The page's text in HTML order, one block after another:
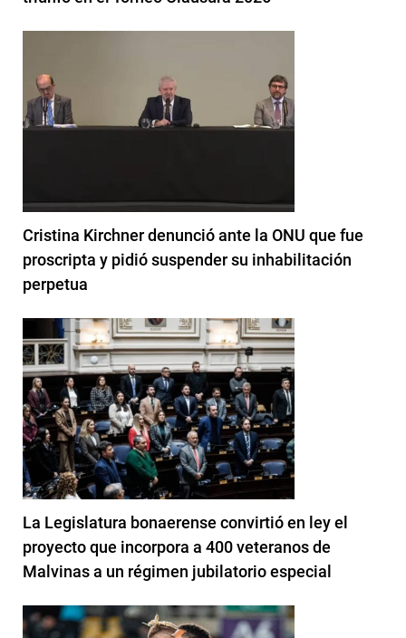
Cristina Kirchner denunció ante la ONU que fue
proscripta y pidió suspender su inhabilitación
perpetua
La Legislatura bonaerense convirtió en ley el
proyecto que incorpora a 400 veteranos de
Malvinas a un régimen jubilatorio especial